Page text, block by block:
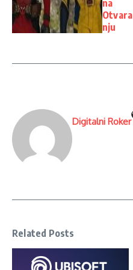
na
Otvara
nju
Digitalni Roker
Related Posts